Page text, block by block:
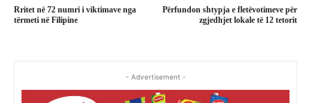
Rritet në 72 numri i viktimave nga
tërmeti në Filipine
Përfundon shtypja e fletëvotimeve për
zgjedhjet lokale të 12 tetorit
- Advertisement -